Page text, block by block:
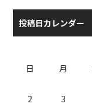
投稿日カレンダー
日
月
2
3